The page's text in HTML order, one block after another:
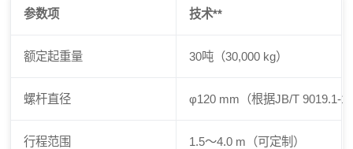
参数项 技术**
额定起重量 30吨（30,000 kg）
螺杆直径 φ120 mm（根据JB/T 9019.1-
行程范围 1.5～4.0 m（可定制）